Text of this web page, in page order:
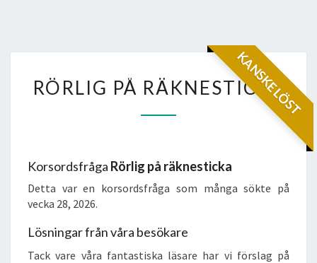
KANSKE LÖST
PÅ
RÖRLIG PÅ RÄKNESTICKA
Korsordsfråga Rörlig på räknesticka
Detta var en korsordsfråga som många sökte på
vecka 28, 2026.
Lösningar från våra besökare
Tack vare våra fantastiska läsare har vi förslag på